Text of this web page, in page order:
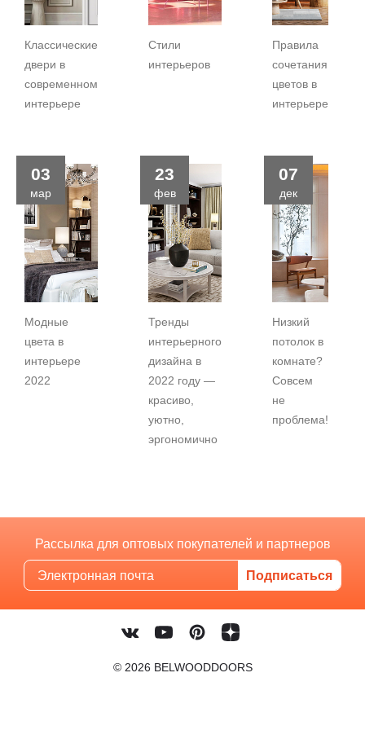
Классические
двери в
современном
интерьере
Стили
интерьеров
Правила
сочетания
цветов в
интерьере
03
мар
Модные
цвета в
интерьере
2022
23
фев
Тренды
интерьерного
дизайна в
2022 году —
красиво,
уютно,
эргономично
07
дек
Низкий
потолок в
комнате?
Совсем
не
проблема!
Рассылка для оптовых покупателей и партнеров
© 2026 BELWOODDOORS